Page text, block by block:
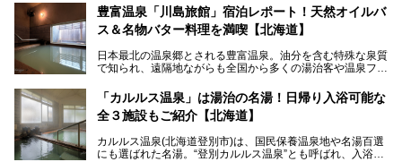
───
提供元：株式会社バルクオム【PR】
この記事は株式会社バルクオム商品のPR記事です。
に特効があると言われ、遠隔地ながらも全国から湯治・療養
目的で多くの人々が訪れます。
地体験し、独自の視点で豊富温泉の“天然オイルバス”をレポ
ート。温泉地概要や日帰り入浴施設をはじめ、宿泊施設・ア
豊富温泉「川島旅館」宿泊レポート！天然オイルバ
ス＆名物バター料理を満喫【北海道】
日本最北の温泉郷とされる豊富温泉。油分を含む特殊な泉質
で知られ、遠隔地ながらも全国から多くの湯治客や温泉ファ
「川島旅館」は、豊富温泉の開湯当初から営業する老舗旅
館。とりわけ温泉の良さと名物のバター料理に定評があり、
の温泉や料理をはじめ、パブリックスペース・客室など宿の
全貌を徹底的にご紹介します！
「カルルス温泉」は湯治の名湯！日帰り入浴可能な
全３施設もご紹介【北海道】
カルルス温泉(北海道登別市)は、国民保養温泉地や名湯百選
にも選ばれた名湯。“登別カルルス温泉”とも呼ばれ、入浴剤